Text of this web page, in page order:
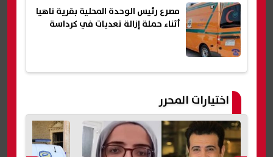
مصرع رئيس الوحدة المحلية بقرية ناهيا
أثناء حملة إزالة تعديات في كرداسة
اختيارات المحرر